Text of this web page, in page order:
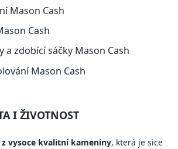
Mason Cash
Cash
a zdobící sáčky Mason Cash
Mason Cash
I ŽIVOTNOST
z vysoce kvalitní kameniny, která je sice